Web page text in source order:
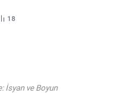
18
İsyan ve Boyun